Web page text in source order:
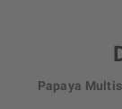
Papaya